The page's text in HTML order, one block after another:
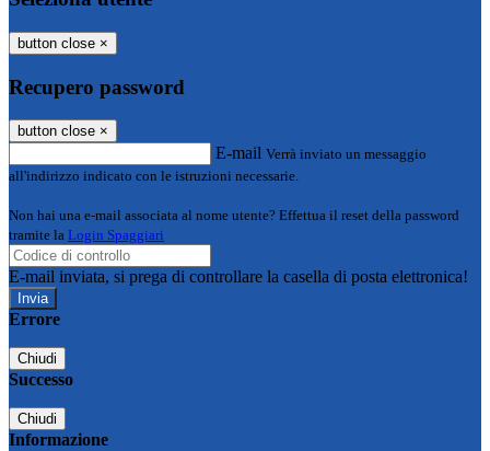
button close ×
Recupero password
button close ×
E-mail Verrà inviato un messaggio
all'indirizzo indicato con le istruzioni necessarie.
Non hai una e-mail associata al nome utente? Effettua il reset della password
tramite la Login Spaggiari
E-mail inviata, si prega di controllare la casella di posta elettronica!
Errore
Chiudi
Successo
Chiudi
Informazione